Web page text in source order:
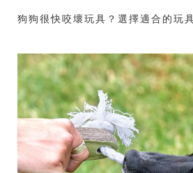
狗狗很快咬壞玩具？選擇適合的玩